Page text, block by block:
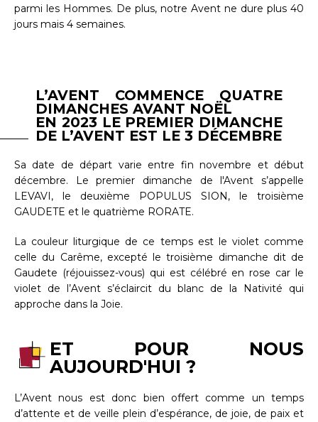
parmi les Hommes. De plus, notre Avent ne dure plus 40
jours mais 4 semaines.
L’AVENT COMMENCE QUATRE
DIMANCHES AVANT NOËL
EN 2023 LE PREMIER DIMANCHE
DE L’AVENT EST LE 3 DÉCEMBRE
Sa date de départ varie entre fin novembre et début
décembre. Le premier dimanche de l'Avent s’appelle
LEVAVI, le deuxième POPULUS SION, le troisième
GAUDETE et le quatrième RORATE.
La couleur liturgique de ce temps est le violet comme
celle du Carême, excepté le troisième dimanche dit de
Gaudete (réjouissez-vous) qui est célébré en rose car le
violet de l’Avent s’éclaircit du blanc de la Nativité qui
approche dans la Joie.
ET POUR NOUS
AUJOURD'HUI ?
L’Avent nous est donc bien offert comme un temps
d’attente et de veille plein d’espérance, de joie, de paix et